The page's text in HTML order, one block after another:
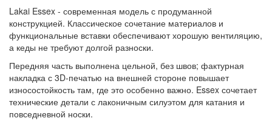
Lakai Essex - современная модель с продуманной
конструкцией. Классическое сочетание материалов и
функциональные вставки обеспечивают хорошую вентиляцию,
а кеды не требуют долгой разноски.
Передняя часть выполнена цельной, без швов; фактурная
накладка с 3D-печатью на внешней стороне повышает
износостойкость там, где это особенно важно. Essex сочетает
технические детали с лаконичным силуэтом для катания и
повседневной носки.